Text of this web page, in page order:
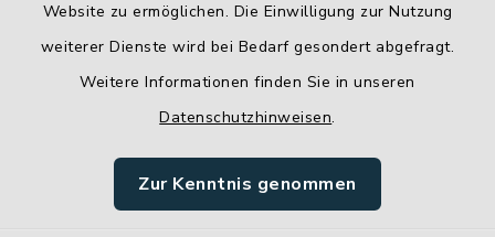
Website zu ermöglichen. Die Einwilligung zur Nutzung
weiterer Dienste wird bei Bedarf gesondert abgefragt.
Weitere Informationen finden Sie in unseren
Datenschutzhinweisen.
Zur Kenntnis genommen
Barrierefreiheit
Impressum